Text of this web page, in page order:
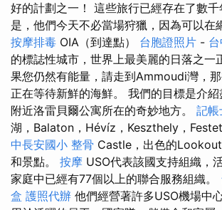
好的計劃之一！ 這些旅行已經存在了數
是，他們今天不必當場狩獵，因為可以在
按摩排毒 OIA（到達點） 台胞證照片 -
的標誌性城市，世界上最美麗的日落之一
果您仍然有能量，請走到Ammoudi灣，
正在等待新鮮的海鮮。 我們的目標是介紹
附近洛雷貝爾公寓所在的奇妙地方。 記
湖，Balaton，Hévíz，Keszthely，
中長安國小 整骨 Castle，出色的
和景點。 按摩 USO代表該國支持組織，
家庭中已經有77個以上的聯合服務組織。
盒 護照代辦 他們經營著許多USO機場中